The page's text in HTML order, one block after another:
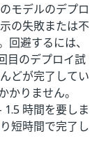
モデルのデプロ
の失敗または不
回避するには、
目のデプロイ試
どが完了してい
りません。
時間を要しま
短時間で完了し